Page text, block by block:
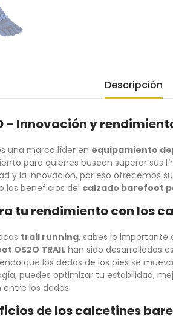
Descripción
– Innovación y
una marca líder en equipamiento
para quienes buscan superar sus
y la innovación, por eso ofrecemos
los beneficios del calzado barefoot
tu rendimiento con los
trail running, sabes lo importante
OS2O TRAIL han sido desarrollados
que los dedos de los pies se
puedes optimizar tu estabilidad,
los dedos.
de los calcetines